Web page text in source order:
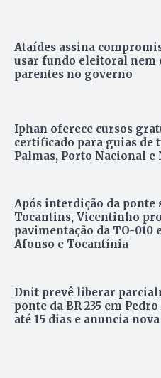
Ataídes assina
usar fundo eleitoral nem
parentes no governo
Iphan oferece cursos
certificado para guias de
Palmas, Porto Nacional e
Após interdição da ponte
Tocantins, Vicentinho
pavimentação da TO-010
Afonso e Tocantínia
Dnit prevê liberar
ponte da BR-235 em
até 15 dias e anuncia